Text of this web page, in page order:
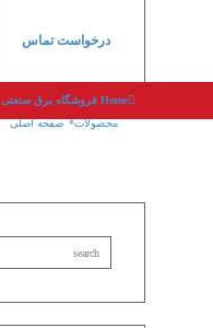
درخواست تماس
صفحه اصلی محصولات
Home فروشگاه برق صنعتی